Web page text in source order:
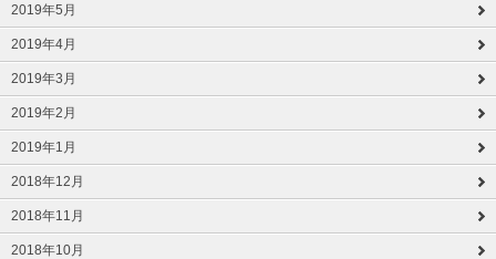
2019年5月
2019年4月
2019年3月
2019年2月
2019年1月
2018年12月
2018年11月
2018年10月